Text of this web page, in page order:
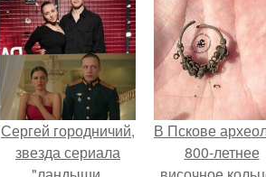
Сергей городничий,
звезда сериала
В Пскове
800-летнее